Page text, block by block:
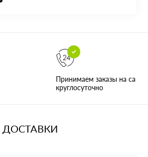
Принимаем заказы на сайте
круглосуточно